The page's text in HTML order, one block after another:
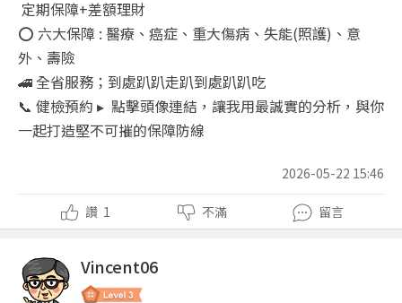
定期保障+差額理財
⭕ 六大保障 : 醫療、癌症、重大傷病、失能(照護)、意
外、壽險
🚄 全省服務；到處趴趴走趴到處趴趴吃
📞 健檢預約 ▸ 點擊頭像連結，讓我用最誠實的分析，與你
一起打造堅不可摧的保障防線
2026-05-22 15:46
讚 1 不滿 留言
Vincent06